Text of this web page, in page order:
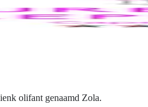
TGCSA-gradering ingebou.
olifant genaamd Zola.